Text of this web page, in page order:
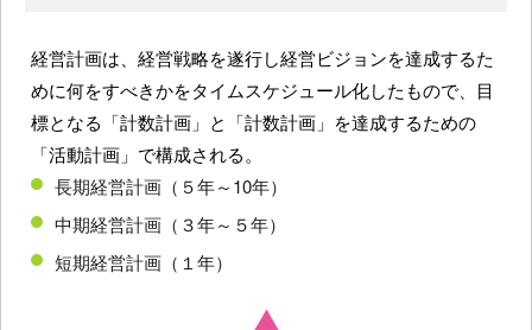
経営計画は、経営戦略を遂行し経営ビジョンを達成するた
めに何をすべきかをタイムスケジュール化したもので、目
標となる「計数計画」と「計数計画」を達成するための
「活動計画」で構成される。
長期経営計画（５年～10年）
中期経営計画（３年～５年）
短期経営計画（１年）